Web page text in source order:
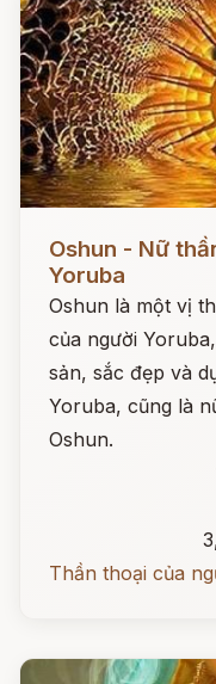
Oshun - Nữ
Yoruba
Oshun là một vị
của người
sản, sắc đẹp và
Yoruba, cũng là
Oshun.
Thần thoại của